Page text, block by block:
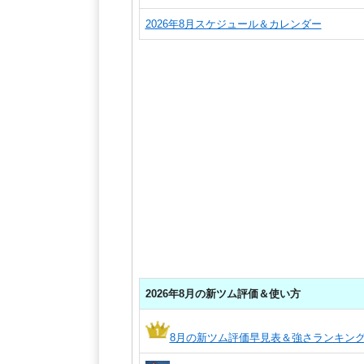
2026年8月スケジュール＆カレンダー
2026年8月の新ツム評価＆使い方
8月の新ツム評価早見表＆強さランキン